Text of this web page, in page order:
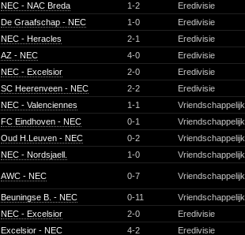
NEC - NAC Breda 1-2
Eredivisie
De Graafschap - NEC 1-0
Eredivisie
NEC - Heracles 2-1
Eredivisie
AZ - NEC 4-0
Eredivisie
NEC - Excelsior 2-0
Eredivisie
SC Heerenveen - NEC 2-2
Eredivisie
NEC - Valenciennes 1-1
FC Eindhoven - NEC 0-1
Oud H.Leuven - NEC 0-2
NEC - Nordsjaell. 1-0
AWC - NEC 0-7
Beuningse B. - NEC 0-11
NEC - Excelsior 2-0
Eredivisie
Excelsior - NEC 4-2
Eredivisie